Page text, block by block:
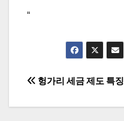
“
글
탐
헝가리 세금 제도 특징